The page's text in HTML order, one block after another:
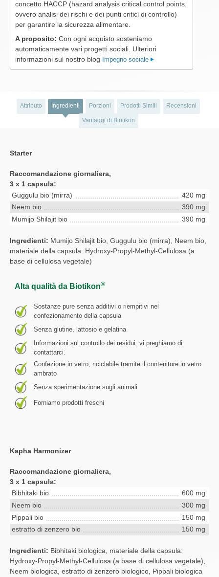
concetto HACCP (hazard analysis critical control points,
ovvero analisi dei rischi e dei punti critici di controllo)
per garantire la sicurezza alimentare.
A proposito: Con ogni acquisto sosteniamo
automaticamente vari progetti sociali. Ulteriori
informazioni sul nostro blog Impegno sociale
Attributo Ingredienti Porzioni Prodotti Simili Recensioni
Vantaggi di Biotikon
Starter
Raccomandazione giornaliera,
3 x 1 capsula:
Guggulu bio (mirra)
420 mg
Neem bio
390 mg
Mumijo Shilajit bio
390 mg
Ingredienti: Mumijo Shilajit bio, Guggulu bio (mirra), Neem bio,
materiale della capsula: Hydroxy-Propyl-Methyl-Cellulosa (a
base di cellulosa vegetale)
Alta qualità da Biotikon®
Sostanze pure senza additivi o riempitivi nel
confezionamento della capsula
Senza glutine, lattosio e gelatina
Informazioni sul controllo dei residui: vi preghiamo di
contattarci.
Confezione in vetro, riciclabile tramite il contenitore in vetro
ambrato
Senza sperimentazione sugli animali
Forniamo prodotti freschi
Kapha Harmonizer
Raccomandazione giornaliera,
3 x 1 capsula:
Bibhitaki bio
600 mg
Neem bio
300 mg
Pippali bio
150 mg
estratto di zenzero bio
150 mg
Ingredienti: Bibhitaki biologica, materiale della capsula:
Hydroxy-Propyl-Methyl-Cellulosa (a base di cellulosa vegetale),
Neem biologica, estratto di zenzero biologico, Pippali biologica